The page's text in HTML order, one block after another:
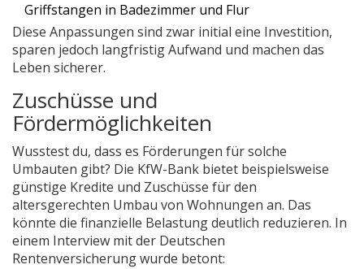
Griffstangen in Badezimmer und Flur
Diese Anpassungen sind zwar initial eine Investition,
sparen jedoch langfristig Aufwand und machen das
Leben sicherer.
Zuschüsse und
Fördermöglichkeiten
Wusstest du, dass es Förderungen für solche
Umbauten gibt? Die KfW-Bank bietet beispielsweise
günstige Kredite und Zuschüsse für den
altersgerechten Umbau von Wohnungen an. Das
könnte die finanzielle Belastung deutlich reduzieren. In
einem Interview mit der Deutschen
Rentenversicherung wurde betont: